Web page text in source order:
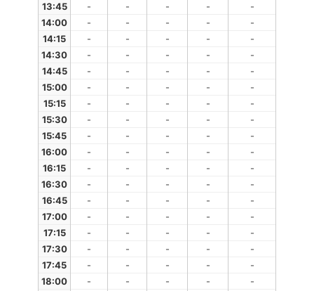
13:45
- - - -
-
14:00
- - - -
-
14:15
- - - -
-
14:30
- - - -
-
14:45
- - - -
-
15:00
- - - -
-
15:15
- - - -
-
15:30
- - - -
-
15:45
- - - -
-
16:00
- - - -
-
16:15
- - - -
-
16:30
- - - -
-
16:45
- - - -
-
17:00
- - - -
-
17:15
- - - -
-
17:30
- - - -
-
17:45
- - - -
-
18:00
- - - -
-